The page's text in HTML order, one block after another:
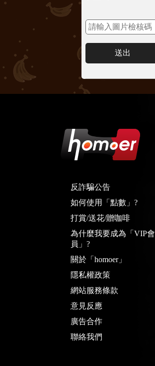
送出
反詐騙公告
如何使用「點數」?
打賞/送花/贈咖啡
為什麼我要成為「VIP會
員」?
關於「homoer」
隱私權政策
網站服務條款
意見反應
廣告合作
聯絡我們